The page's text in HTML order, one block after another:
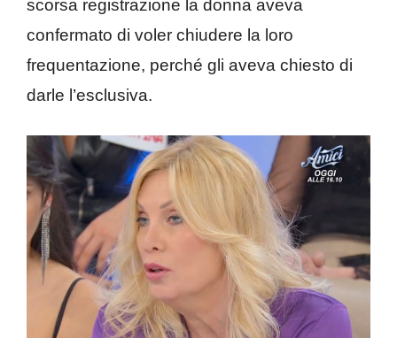
scorsa registrazione la donna aveva
confermato di voler chiudere la loro
frequentazione, perché gli aveva chiesto di
darle l’esclusiva.